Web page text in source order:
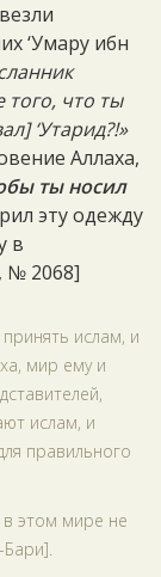
‘Умару ибн
того, что ты
‘Утарид?!»
Аллаха,
ты носил
эту одежду
в
№ 2068]
ислам, и
мир ему и
ислам, и
правильного
этом мире не